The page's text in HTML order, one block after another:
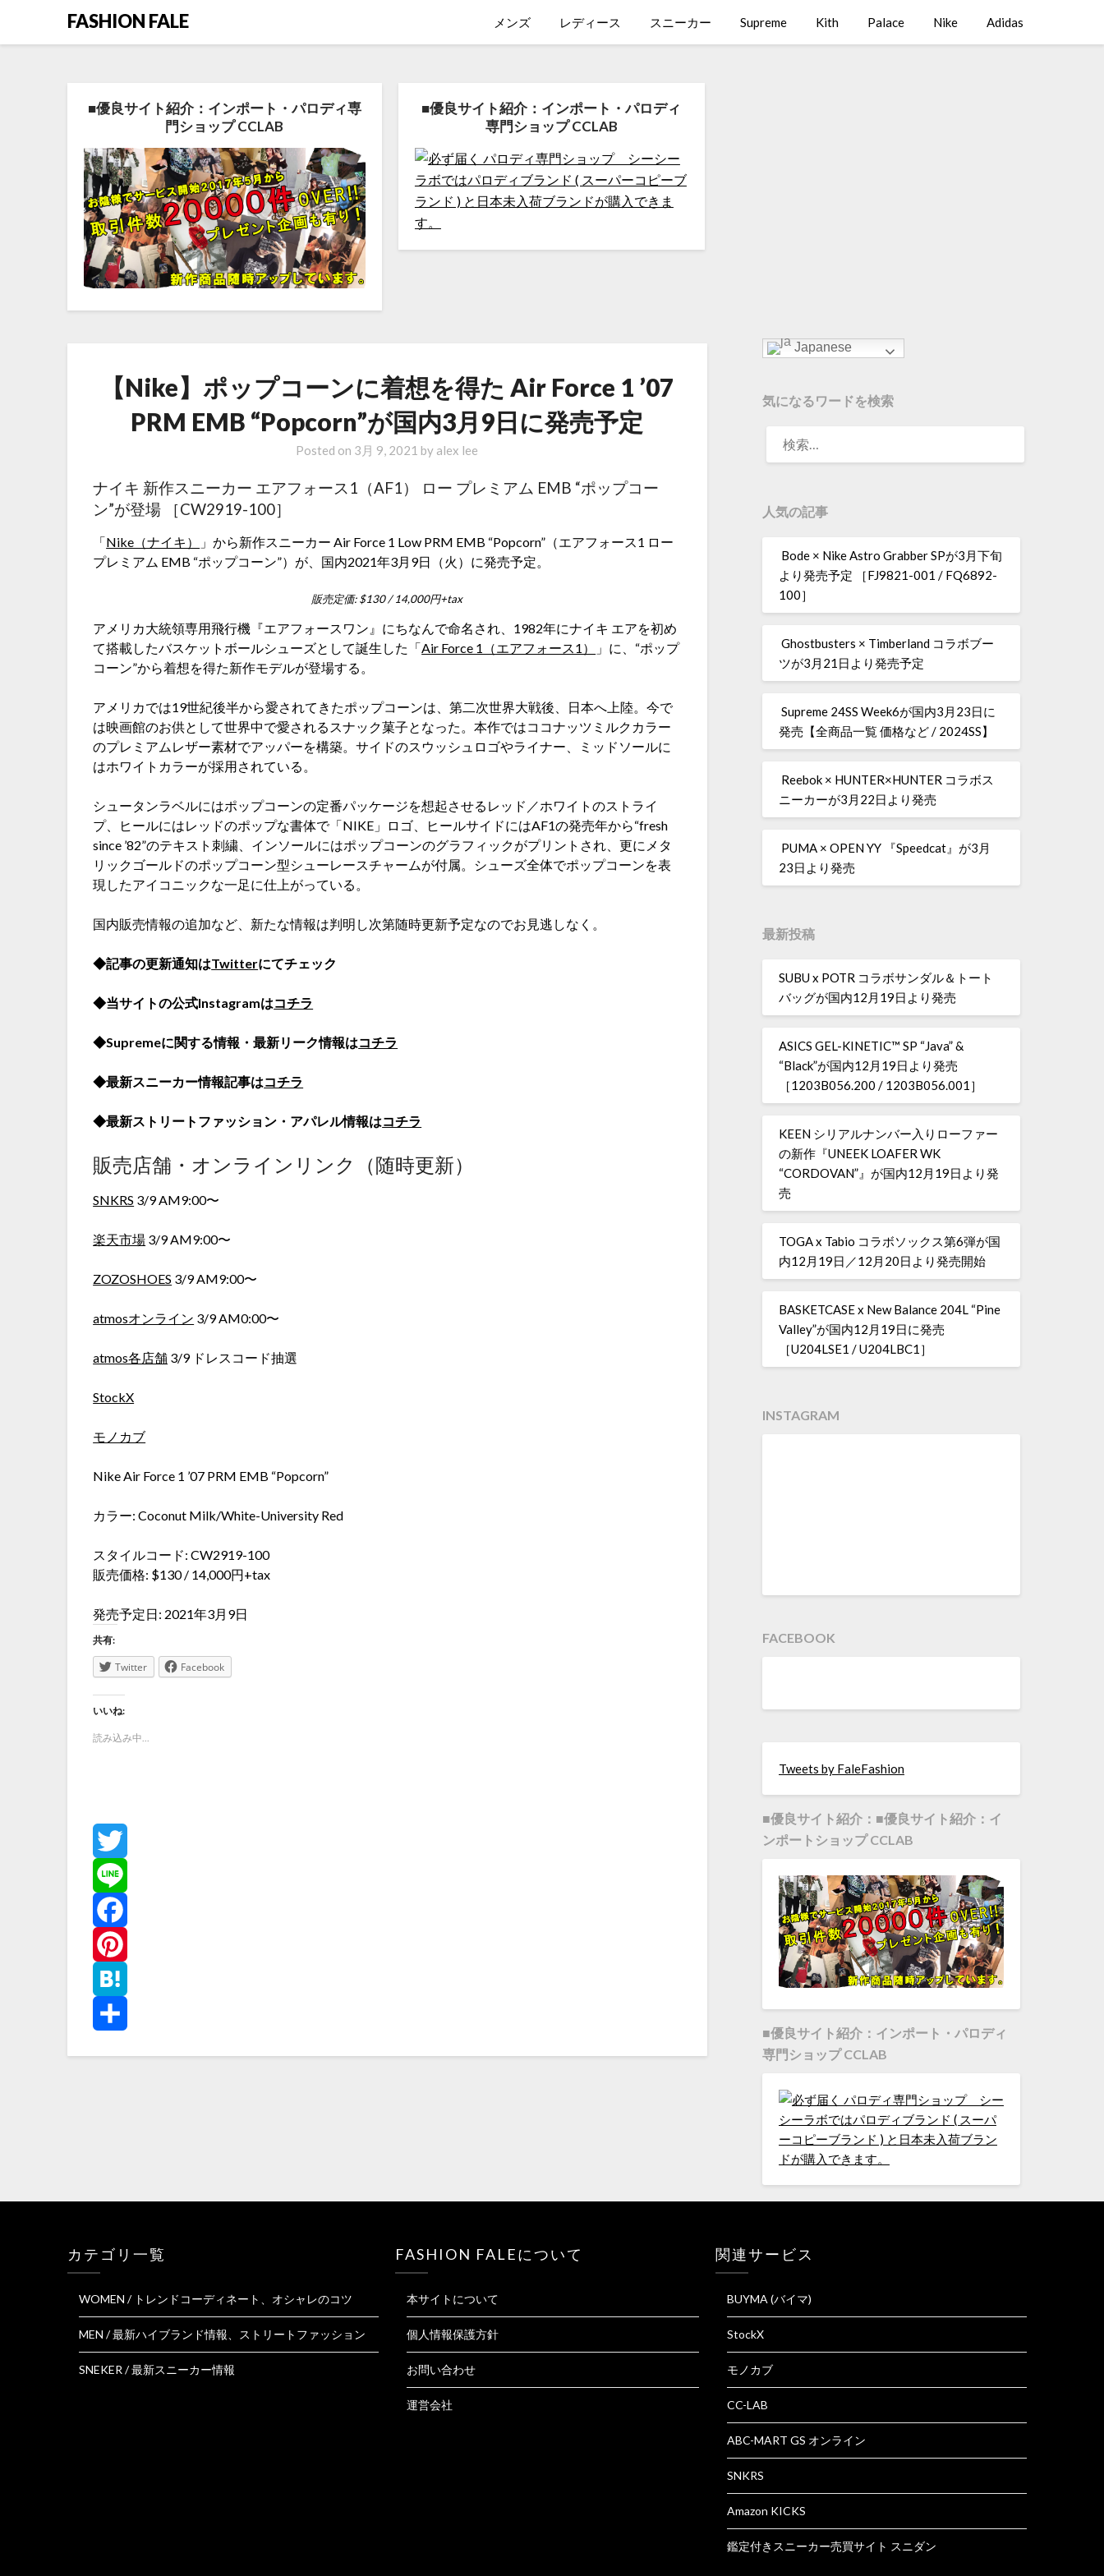
FASHION FALE メンズ レディース スニーカー Supreme Kith Palace Nike Adidas
■優良サイト紹介：インポート・パロディ専
門ショップ CCLAB
■優良サイト紹介：インポート・パロディ
専門ショップ CCLAB
【Nike】ポップコーンに着想を得た Air Force 1 ’07
PRM EMB “Popcorn”が国内3月9日に発売予定
Posted on 3月 9, 2021 by alex lee
ナイキ 新作スニーカー エアフォース1（AF1） ロー プレミアム EMB “ポップコー
ン”が登場 ［CW2919-100］
「Nike（ナイキ）
」から新作スニーカー Air Force 1 Low PRM EMB “Popcorn”（エアフォース1 ロー
プレミアム EMB “ポップコーン”）が、国内2021年3月9日（火）に発売予定。
販売定価: $130 / 14,000円+tax
アメリカ大統領専用飛行機『エアフォースワン』にちなんで命名され、1982年にナイキ エアを初め
て搭載したバスケットボールシューズとして誕生した「Air Force 1（エアフォース1）
」に、“ポップ
コーン”から着想を得た新作モデルが登場する。
アメリカでは19世紀後半から愛されてきたポップコーンは、第二次世界大戦後、日本へ上陸。今で
は映画館のお供として世界中で愛されるスナック菓子となった。本作ではココナッツミルクカラー
のプレミアムレザー素材でアッパーを構築。サイドのスウッシュロゴやライナー、ミッドソールに
はホワイトカラーが採用されている。
シュータンラベルにはポップコーンの定番パッケージを想起させるレッド／ホワイトのストライ
プ、ヒールにはレッドのポップな書体で「NIKE」ロゴ、ヒールサイドにはAF1の発売年から“fresh
since ’82”のテキスト刺繍、インソールにはポップコーンのグラフィックがプリントされ、更にメタ
リックゴールドのポップコーン型シューレースチャームが付属。シューズ全体でポップコーンを表
現したアイコニックな一足に仕上がっている。
国内販売情報の追加など、新たな情報は判明し次第随時更新予定なのでお見逃しなく。
◆記事の更新通知はTwitterにてチェック
◆当サイトの公式Instagramはコチラ
◆Supremeに関する情報・最新リーク情報はコチラ
◆最新スニーカー情報記事はコチラ
◆最新ストリートファッション・アパレル情報はコチラ
販売店舗・オンラインリンク（随時更新）
SNKRS 3/9 AM9:00〜
楽天市場 3/9 AM9:00〜
ZOZOSHOES 3/9 AM9:00〜
atmosオンライン 3/9 AM0:00〜
atmos各店舗 3/9 ドレスコード抽選
StockX
モノカブ
Nike Air Force 1 ’07 PRM EMB “Popcorn”
カラー: Coconut Milk/White-University Red
スタイルコード: CW2919-100
販売価格: $130 / 14,000円+tax
発売予定日: 2021年3月9日
共有:
Twitter Facebook
いいね:
読み込み中...
Twitter
Line
Facebook
Pinterest
Hatena
Japanese
気になるワードを検索
人気の記事
Bode × Nike Astro Grabber SPが3月下旬
より発売予定 ［FJ9821-001 / FQ6892-
100］
Ghostbusters × Timberland コラボブー
ツが3月21日より発売予定
Supreme 24SS Week6が国内3月23日に
発売【全商品一覧 価格など / 2024SS】
Reebok × HUNTER×HUNTER コラボス
ニーカーが3月22日より発売
PUMA × OPEN YY 『Speedcat』が3月
23日より発売
最新投稿
SUBU x POTR コラボサンダル＆トート
バッグが国内12月19日より発売
ASICS GEL-KINETIC™ SP “Java” &
“Black”が国内12月19日より発売
［1203B056.200 / 1203B056.001］
KEEN シリアルナンバー入りローファー
の新作『UNEEK LOAFER WK
“CORDOVAN”』が国内12月19日より発
売
TOGA x Tabio コラボソックス第6弾が国
内12月19日／12月20日より発売開始
BASKETCASE x New Balance 204L “Pine
Valley”が国内12月19日に発売
［U204LSE1 / U204LBC1］
INSTAGRAM
FACEBOOK
Tweets by FaleFashion
■優良サイト紹介：■優良サイト紹介：イ
ンポートショップ CCLAB
■優良サイト紹介：インポート・パロディ
専門ショップ CCLAB
カテゴリ一覧
WOMEN / トレンドコーディネート、オシャレのコツ
MEN / 最新ハイブランド情報、ストリートファッション
SNEKER / 最新スニーカー情報
FASHION FALEについて
本サイトについて
個人情報保護方針
お問い合わせ
運営会社
関連サービス
BUYMA (バイマ)
StockX
モノカブ
CC-LAB
ABC-MART GS オンライン
SNKRS
Amazon KICKS
鑑定付きスニーカー売買サイト スニダン